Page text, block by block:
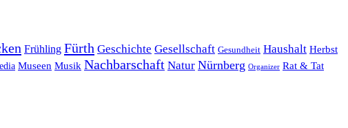
Frühling Fürth Geschichte Gesellschaft Gesundheit Haushalt Herbst
Museen Musik Nachbarschaft Natur Nürnberg Organizer Rat & Tat